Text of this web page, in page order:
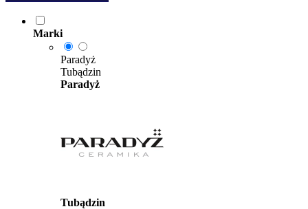
Marki
Paradyż
Tubądzin
Paradyż
Tubądzin